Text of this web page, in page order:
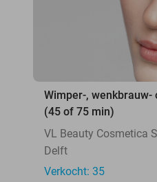
Wimper-,
(45 of 75 min)
VL Beauty Cosmetica
Delft
Verkocht: 35